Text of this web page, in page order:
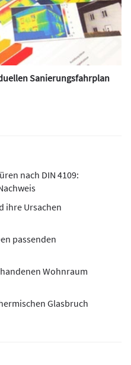
Sanierungsfahrplan
nach DIN 4109:
ihre Ursachen
passenden
Wohnraum
Glasbruch